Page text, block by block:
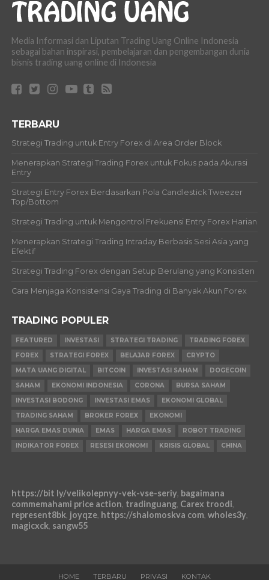
Media Informasi dan Liputan Trading Uang Online Indonesia
sebagai bahan inspirasi, pembelajaran dan pengembangan dunia
bisnis trading uang online di Indonesia
TERBARU
Strategi Trading untuk Entry Forex di Area Order Block
Menerapkan Strategi Trading Forex untuk Fokus pada Akurasi
Entry
Strategi Entry Forex Berdasarkan Pola Candlestick Tweezer
Top/Bottom
Strategi Trading untuk Mengontrol Frekuensi Entry Forex Harian
Menerapkan Strategi Trading Intraday Berbasis Sesi Asia yang
Efektif
Strategi Trading Forex dengan Setup Berulang yang Konsisten
Cara Menjaga Konsistensi Gaya Trading di Banyak Akun Forex
TRADING POPULER
FEATURED INVESTASI STRATEGI TRADING
TRADING FOREX
FOREX
STRATEGI FOREX BELAJAR FOREX
CRYPTO
MATA UANG DIGITAL
BITCOIN INVESTASI SAHAM
DOGECOIN
SAHAM
EKONOMI INDONESIA CORONA
BURSA SAHAM
INVESTASI BODONG
INVESTASI EMAS
EKONOMI GLOBAL
TRADING SAHAM
BROKER FOREX
EKONOMI
HARGA EMAS DUNIA
EMAS HARGA EMAS
ROBOT TRADING
INDIKATOR FOREX
RESESI EKONOMI KRISIS GLOBAL CHINA
https://bit ly/velikolepnyy-vek-vse-seriy, bagaimana
commemahami price action, tradinguang, Carex troodi,
represent8bk, joyqze, https://shalomoskva com, wholes3y,
magicxck, sangw55
HOME TERBARU PRIVASI KONTAK